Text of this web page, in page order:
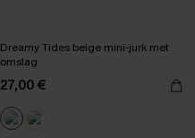
Dreamy Tides beige mini-jurk met
omslag
27,00 €